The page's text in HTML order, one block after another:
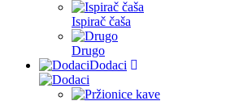
Ispirač čaša
Drugo
Dodaci